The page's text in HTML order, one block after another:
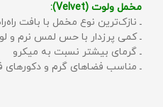
مخمل ولوت (Velvet):
ـ نازک‌ترین نوع مخمل با بافت
ـ کمی پرزدار با حس لمس نرم و
ـ گرمای بیشتر نسبت به میکرو
ـ مناسب فضاهای گرم و